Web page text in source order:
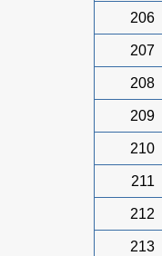
206
207
208
209
210
211
212
213